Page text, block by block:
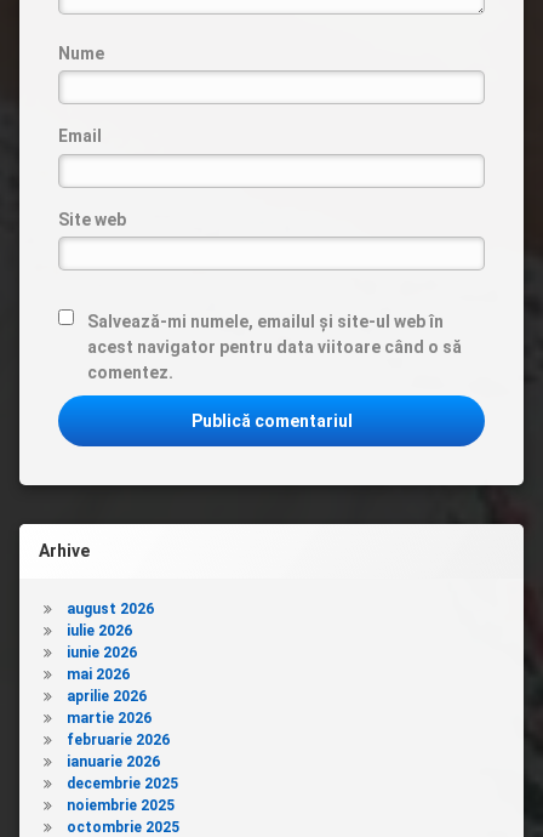
Nume
Email
Site web
Salvează-mi numele, emailul și site-ul web în
acest navigator pentru data viitoare când o să
comentez.
Arhive
august 2026
iulie 2026
iunie 2026
mai 2026
aprilie 2026
martie 2026
februarie 2026
ianuarie 2026
decembrie 2025
noiembrie 2025
octombrie 2025